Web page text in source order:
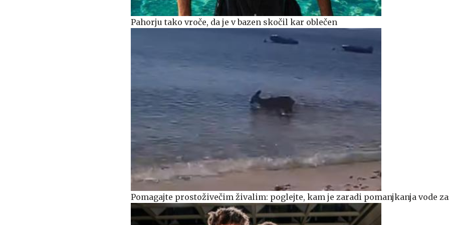
Pahorju tako vroče, da je v bazen skočil kar oblečen
Pomagajte prostoživečim živalim: poglejte, kam je zaradi pomanjkanja vode